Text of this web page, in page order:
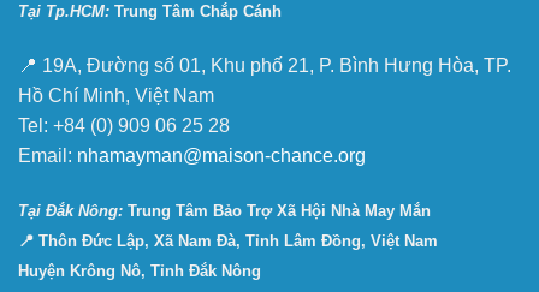
Tại Tp.HCM: Trung Tâm Chắp Cánh
📍 19A, Đường số 01, Khu phố 21, P. Bình Hưng Hòa, TP.
Hồ Chí Minh, Việt Nam
Tel: +84 (0) 909 06 25 28
Email: nhamayman@maison-chance.org
Tại Ðắk Nông: Trung Tâm Bảo Trợ Xã Hội Nhà May Mắn
📍 Thôn Đức Lập, Xã Nam Đà, Tỉnh Lâm Đồng, Việt Nam
Huyện Krông Nô, Tỉnh Đắk Nông